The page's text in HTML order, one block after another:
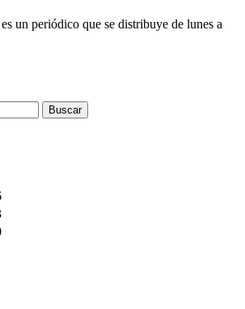
un periódico que se distribuye de lunes a